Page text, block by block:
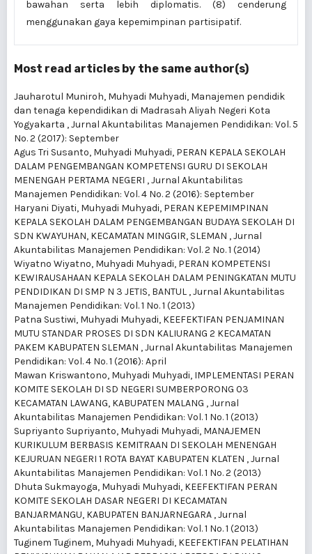
bawahan serta lebih diplomatis. (8) cenderung
menggunakan gaya kepemimpinan partisipatif.
Most read articles by the same author(s)
Jauharotul Muniroh, Muhyadi Muhyadi, Manajemen pendidik
dan tenaga kependidikan di Madrasah Aliyah Negeri Kota
Yogyakarta ,Jurnal Akuntabilitas Manajemen Pendidikan: Vol. 5
No. 2 (2017): September
Agus Tri Susanto, Muhyadi Muhyadi, PERAN KEPALA SEKOLAH
DALAM PENGEMBANGAN KOMPETENSI GURU DI SEKOLAH
MENENGAH PERTAMA NEGERI ,Jurnal Akuntabilitas
Manajemen Pendidikan: Vol. 4 No. 2 (2016): September
Haryani Diyati, Muhyadi Muhyadi, PERAN KEPEMIMPINAN
KEPALA SEKOLAH DALAM PENGEMBANGAN BUDAYA SEKOLAH DI
SDN KWAYUHAN, KECAMATAN MINGGIR, SLEMAN ,Jurnal
Akuntabilitas Manajemen Pendidikan: Vol. 2 No. 1 (2014)
Wiyatno Wiyatno, Muhyadi Muhyadi, PERAN KOMPETENSI
KEWIRAUSAHAAN KEPALA SEKOLAH DALAM PENINGKATAN MUTU
PENDIDIKAN DI SMP N 3 JETIS, BANTUL ,Jurnal Akuntabilitas
Manajemen Pendidikan: Vol. 1 No. 1 (2013)
Patna Sustiwi, Muhyadi Muhyadi, KEEFEKTIFAN PENJAMINAN
MUTU STANDAR PROSES DI SDN KALIURANG 2 KECAMATAN
PAKEM KABUPATEN SLEMAN ,Jurnal Akuntabilitas Manajemen
Pendidikan: Vol. 4 No. 1 (2016): April
Mawan Kriswantono, Muhyadi Muhyadi, IMPLEMENTASI PERAN
KOMITE SEKOLAH DI SD NEGERI SUMBERPORONG 03
KECAMATAN LAWANG, KABUPATEN MALANG ,Jurnal
Akuntabilitas Manajemen Pendidikan: Vol. 1 No. 1 (2013)
Supriyanto Supriyanto, Muhyadi Muhyadi, MANAJEMEN
KURIKULUM BERBASIS KEMITRAAN DI SEKOLAH MENENGAH
KEJURUAN NEGERI 1 ROTA BAYAT KABUPATEN KLATEN ,Jurnal
Akuntabilitas Manajemen Pendidikan: Vol. 1 No. 2 (2013)
Dhuta Sukmayoga, Muhyadi Muhyadi, KEEFEKTIFAN PERAN
KOMITE SEKOLAH DASAR NEGERI DI KECAMATAN
BANJARMANGU, KABUPATEN BANJARNEGARA ,Jurnal
Akuntabilitas Manajemen Pendidikan: Vol. 1 No. 1 (2013)
Tuginem Tuginem, Muhyadi Muhyadi, KEEFEKTIFAN PELATIHAN